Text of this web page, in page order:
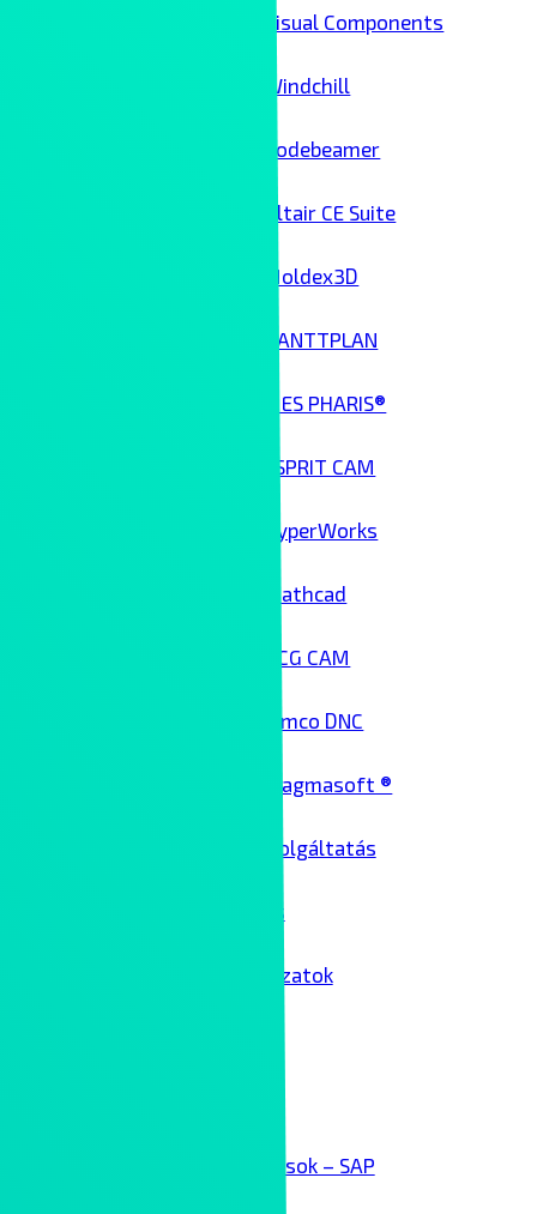
Visual Components
Windchill
Codebeamer
Altair CE Suite
Moldex3D
GANTTPLAN
MES PHARIS®
ESPRIT CAM
HyperWorks
Mathcad
NCG CAM
Cimco DNC
Magmasoft ®
Architekt szolgáltatás
Üzemeltetés
Passzív hálózatok
ERP megoldások – SAP